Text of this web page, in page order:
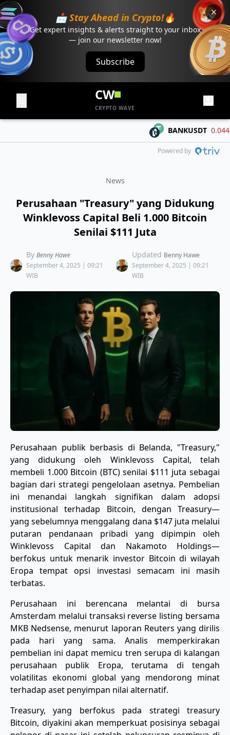
📩 Stay Ahead in Crypto!🔥
Get expert insights & alerts straight to your inbox
— join our newsletter now!
Subscribe
CW
CRYPTO WAVE
BANKUSDT 0.04468
Powered by
News
Perusahaan "Treasury" yang Didukung
Winklevoss Capital Beli 1.000 Bitcoin
Senilai $111 Juta
By Benny Hawe
September 4, 2025 | 09:21
WIB
Updated Benny Hawe
September 4, 2025 | 09:21
WIB
Perusahaan publik berbasis di Belanda, "Treasury,"
yang didukung oleh Winklevoss Capital, telah
membeli 1.000 Bitcoin (BTC) senilai $111 juta sebagai
bagian dari strategi pengelolaan asetnya. Pembelian
ini menandai langkah signifikan dalam adopsi
institusional terhadap Bitcoin, dengan Treasury—
yang sebelumnya menggalang dana $147 juta melalui
putaran pendanaan pribadi yang dipimpin oleh
Winklevoss Capital dan Nakamoto Holdings—
berfokus untuk menarik investor Bitcoin di wilayah
Eropa tempat opsi investasi semacam ini masih
terbatas.
Perusahaan ini berencana melantai di bursa
Amsterdam melalui transaksi reverse listing bersama
MKB Nedsense, menurut laporan Reuters yang dirilis
pada hari yang sama. Analis memperkirakan
pembelian ini dapat memicu tren serupa di kalangan
perusahaan publik Eropa, terutama di tengah
volatilitas ekonomi global yang mendorong minat
terhadap aset penyimpan nilai alternatif.
Treasury, yang berfokus pada strategi treasury
Bitcoin, diyakini akan memperkuat posisinya sebagai